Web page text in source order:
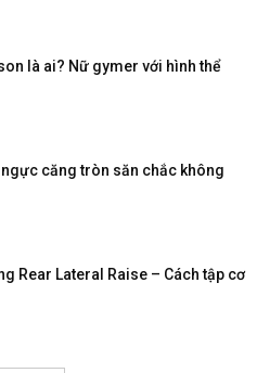
là ai? Nữ gymer với hình thể
căng tròn săn chắc không
Rear Lateral Raise – Cách tập cơ